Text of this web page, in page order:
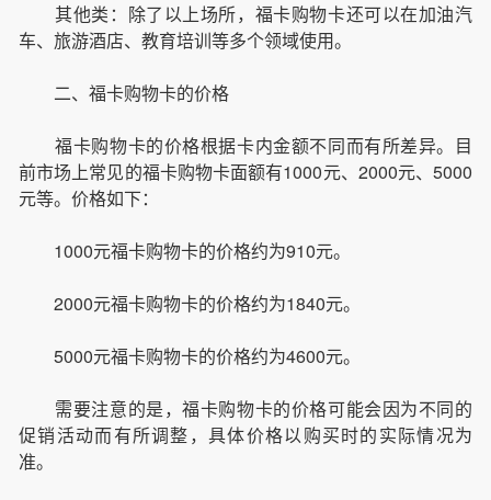
其他类：除了以上场所，福卡购物卡还可以在加油汽
车、旅游酒店、教育培训等多个领域使用。
二、福卡购物卡的价格
福卡购物卡的价格根据卡内金额不同而有所差异。目
前市场上常见的福卡购物卡面额有1000元、2000元、5000
元等。价格如下：
1000元福卡购物卡的价格约为910元。
2000元福卡购物卡的价格约为1840元。
5000元福卡购物卡的价格约为4600元。
需要注意的是，福卡购物卡的价格可能会因为不同的
促销活动而有所调整，具体价格以购买时的实际情况为
准。